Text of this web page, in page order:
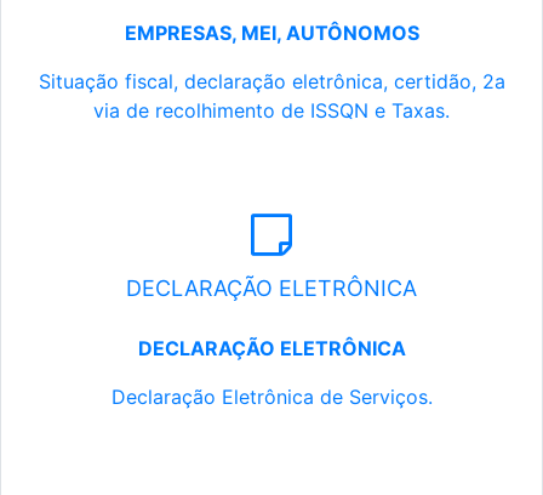
EMPRESAS, MEI, AUTÔNOMOS
Situação fiscal, declaração eletrônica, certidão, 2a
via de recolhimento de ISSQN e Taxas.
DECLARAÇÃO ELETRÔNICA
DECLARAÇÃO ELETRÔNICA
Declaração Eletrônica de Serviços.